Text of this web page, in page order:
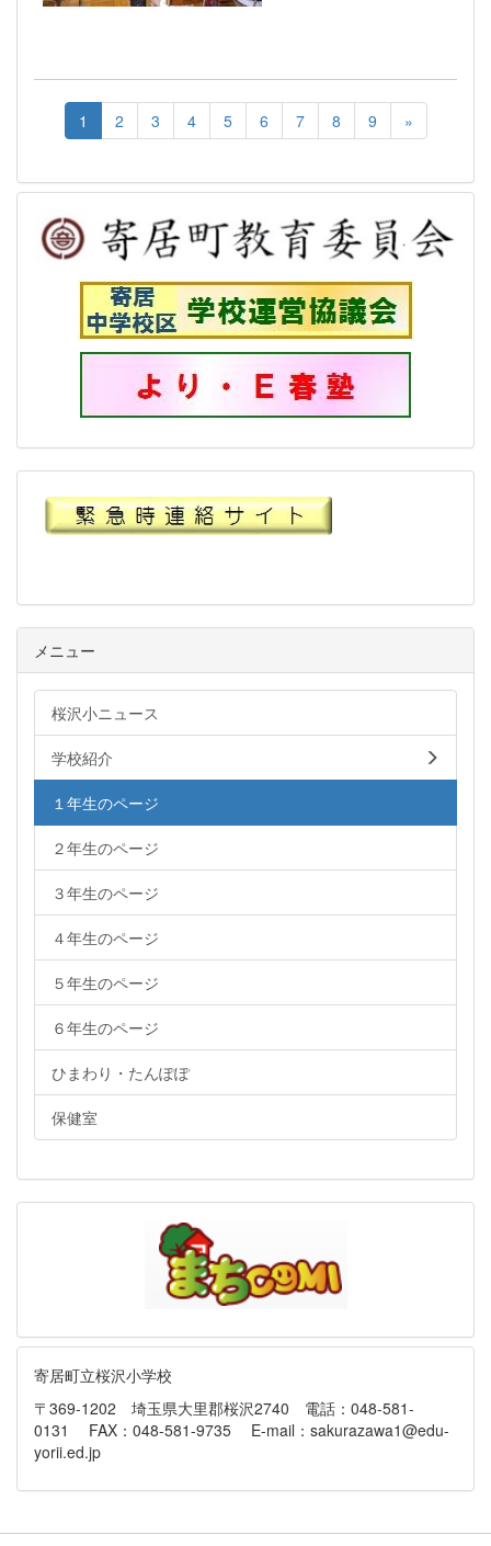
1 2 3 4 5 6 7 8 9 »
メニュー
桜沢小ニュース
学校紹介
１年生のページ
２年生のページ
３年生のページ
４年生のページ
５年生のページ
６年生のページ
ひまわり・たんぽぽ
保健室
寄居町立桜沢小学校
〒369-1202 埼玉県大里郡桜沢2740 電話：048-581-
0131 FAX：048-581-9735 E-mail：sakurazawa1@edu-
yorii.ed.jp